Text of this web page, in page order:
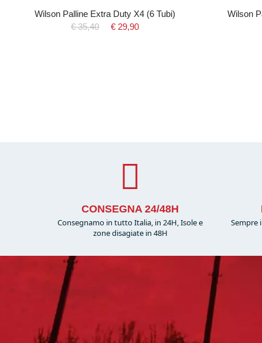
Wilson Palline Extra Duty X4 (6 Tubi)
€ 35,40
€ 29,90
Wilson
CONSEGNA 24/48H
Consegnamo in tutto Italia, in 24H, Isole e
zone disagiate in 48H
Sempre